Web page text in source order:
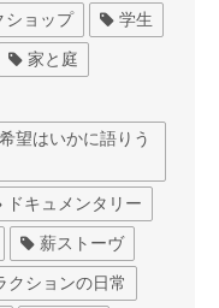
ショップ 学生
家と庭
望はいかに語りう
ドキュメンタリー
薪ストーヴ
クションの日常